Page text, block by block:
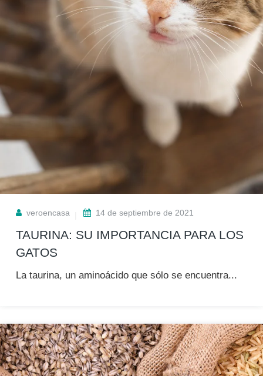
veroencasa 14 de septiembre de 2021
TAURINA: SU IMPORTANCIA PARA LOS
GATOS
La taurina, un aminoácido que sólo se encuentra...